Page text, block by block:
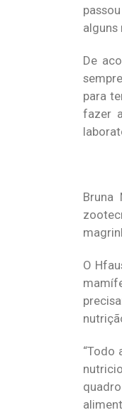
alguns
De
para
fazer
Bruna
O
“Todo